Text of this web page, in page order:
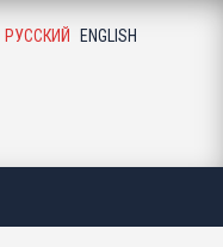
РУССКИЙ ENGLISH